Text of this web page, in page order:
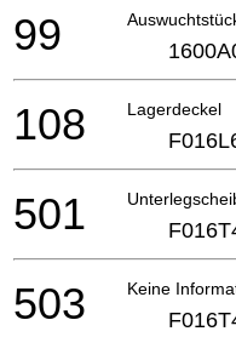
99
Lagerdeckel
108
501
Keine
503